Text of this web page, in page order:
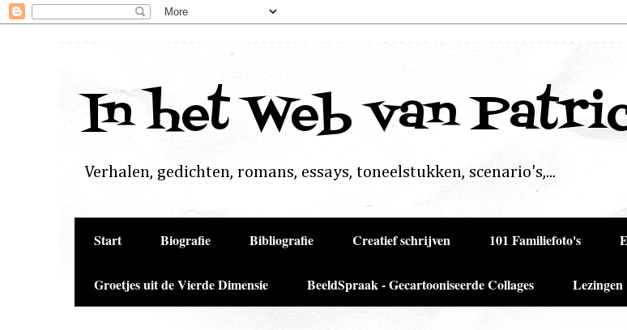
In het Web van
Verhalen, gedichten, romans, essays, toneelstukken, scenario's,...
Start Biografie Bibliografie Creatief schrijven 101 Familiefoto's
Groetjes uit de Vierde Dimensie BeeldSpraak - Gecartooniseerde Collages Lezingen